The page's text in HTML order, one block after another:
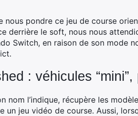
nous pondre ce jeu de course
derrière le soft, nous nous
Switch, en raison de son mode
: véhicules “mini”,
nom l’indique, récupère les
jeu vidéo de course. Aussi,